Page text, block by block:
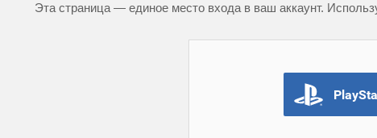
Эта страница — единое место входа в ваш аккаунт.